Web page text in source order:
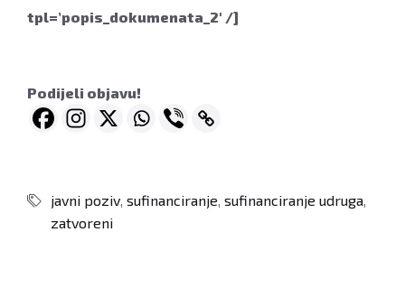
tpl=’popis_dokumenata_2′ /]
Podijeli objavu!
javni poziv, sufinanciranje, sufinanciranje udruga,
zatvoreni